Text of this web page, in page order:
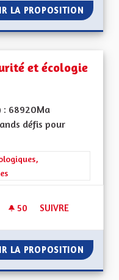
LA PROPOSITION
et écologie
: 68920Ma
défis pour
: Les transitions
50 50 ABONNÉS
SUIVRE
LA PROPOSITION